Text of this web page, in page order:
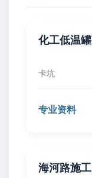
化工低温
卡坑
专业资料
海河路施